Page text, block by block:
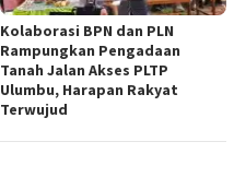
Kolaborasi BPN dan PLN
Rampungkan Pengadaan
Tanah Jalan Akses PLTP
Ulumbu, Harapan Rakyat
Terwujud